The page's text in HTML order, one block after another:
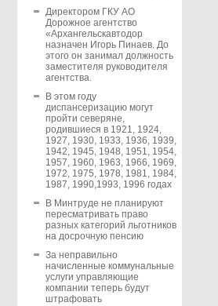
Директором ГКУ АО
Дорожное агентство
«Архангельскавтодор
назначен Игорь Пинаев. До
этого он занимал должность
заместителя руководителя
агентства.
В этом году
диспансеризацию могут
пройти северяне,
родившиеся в 1921, 1924,
1927, 1930, 1933, 1936, 1939,
1942, 1945, 1948, 1951, 1954,
1957, 1960, 1963, 1966, 1969,
1972, 1975, 1978, 1981, 1984,
1987, 1990,1993, 1996 годах
В Минтруде не планируют
пересматривать право
разных категорий льготников
на досрочную пенсию
За неправильно
начисленные коммунальные
услуги управляющие
компании теперь будут
штрафовать